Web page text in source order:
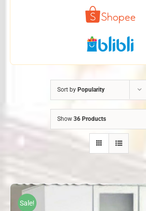
Sort by Popularity
Show 36 Products
Sale!